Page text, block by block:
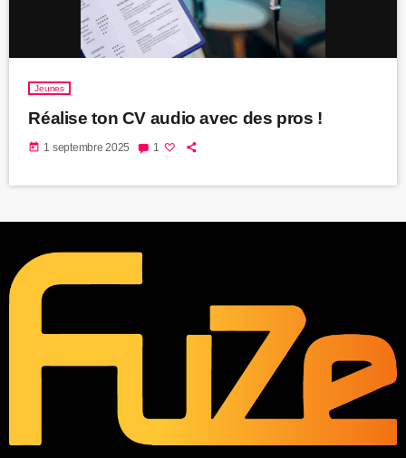
Jeunes
Réalise ton CV audio avec des pros !
today 1 septembre 2025 1